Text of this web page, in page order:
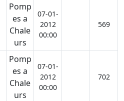
Pomp
es a
Chale
urs
07-01-
2012
00:00
569
Pomp
es a
Chale
urs
07-01-
2012
00:00
702